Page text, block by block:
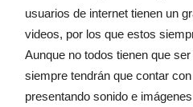
usuarios de internet tienen un
videos, por los que estos
Aunque no todos tienen que
siempre tendrán que contar
presentando sonido e